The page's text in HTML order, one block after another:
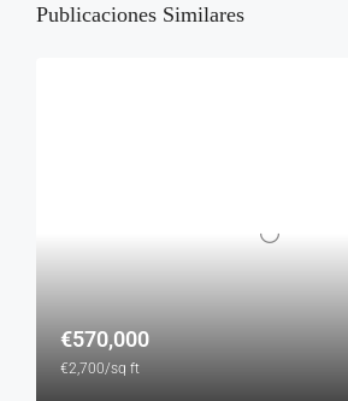
Publicaciones Similares
€570,000
€2,700/sq ft